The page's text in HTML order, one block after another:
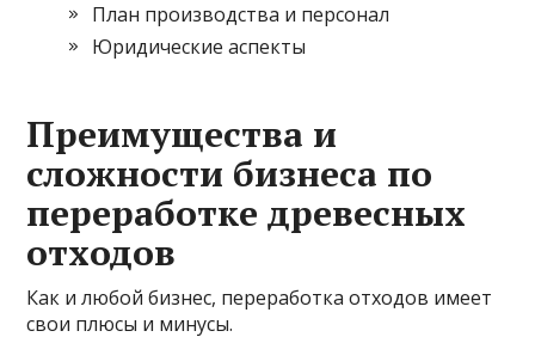
План производства и персонал
Юридические аспекты
Преимущества и
сложности бизнеса по
переработке древесных
отходов
Как и любой бизнес, переработка отходов имеет
свои плюсы и минусы.